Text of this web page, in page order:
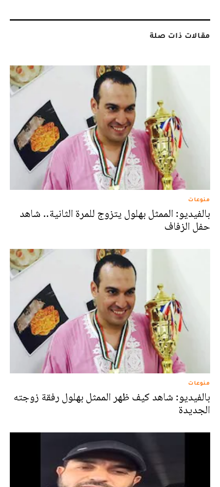
مقالات ذات صلة
منوعات
بالفيديو: الممثل بهلول يتزوج للمرة الثانية.. شاهد
حفل الزفاف
منوعات
بالفيديو: شاهد كيف ظهر الممثل بهلول رفقة زوجته
الجديدة